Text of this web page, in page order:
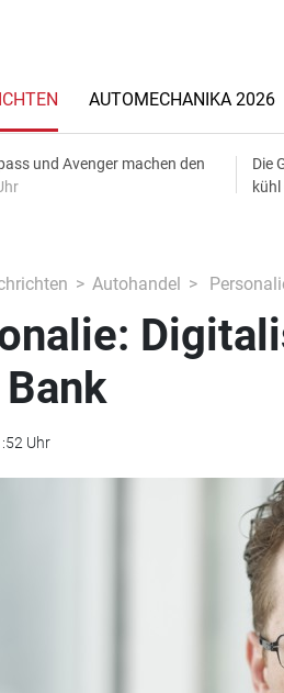
AUTOMECHANIKA 2026
und Avenger machen den
Die
kühl
Autohandel
Uhr